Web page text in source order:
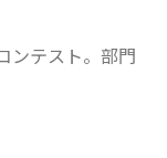
ンテスト。部門